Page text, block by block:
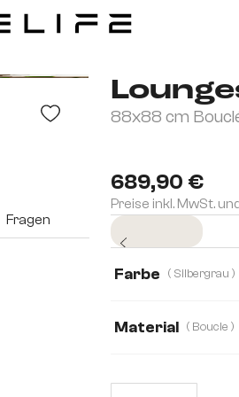
88x88 cm
689,90 €
Preise inkl. MwSt.
Farbe ( Silbergrau )
Material ( Boucle )
Fragen